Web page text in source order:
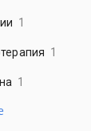
1
1
1